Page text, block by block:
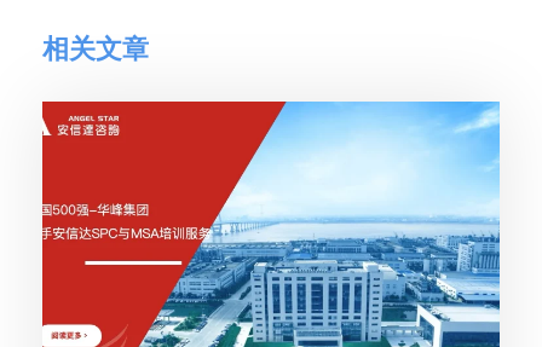
相关文章